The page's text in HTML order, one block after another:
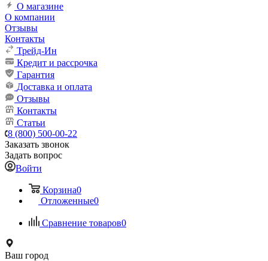
О магазине
О компании
Отзывы
Контакты
Трейд-Ин
Кредит и рассрочка
Гарантия
Доставка и оплата
Отзывы
Контакты
Статьи
8 (800) 500-00-22
Заказать звонок
Задать вопрос
Войти
Корзина0
Отложенные0
Сравнение товаров0
Ваш город